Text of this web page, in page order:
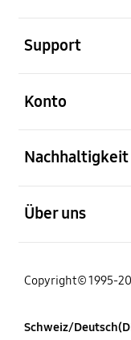
Support
Konto
Nachhaltigkeit
Über uns
Copyright© 1995-
Schweiz/